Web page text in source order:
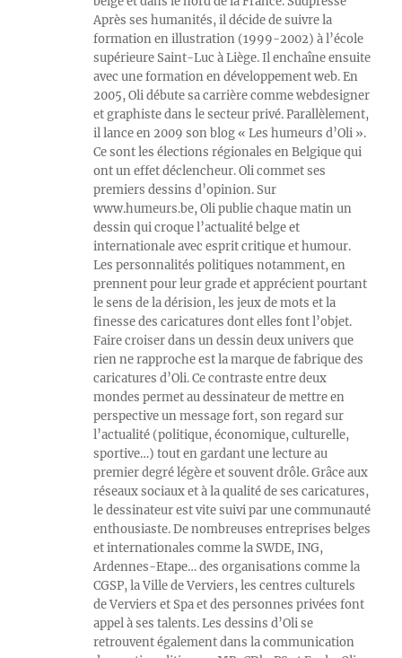
Après ses humanités, il décide de suivre la
formation en illustration (1999-2002) à l’école
supérieure Saint-Luc à Liège. Il enchaîne ensuite
avec une formation en développement web. En
2005, Oli débute sa carrière comme webdesigner
et graphiste dans le secteur privé. Parallèlement,
il lance en 2009 son blog « Les humeurs d’Oli ».
Ce sont les élections régionales en Belgique qui
ont un effet déclencheur. Oli commet ses
premiers dessins d’opinion. Sur
www.humeurs.be, Oli publie chaque matin un
dessin qui croque l’actualité belge et
internationale avec esprit critique et humour.
Les personnalités politiques notamment, en
prennent pour leur grade et apprécient pourtant
le sens de la dérision, les jeux de mots et la
finesse des caricatures dont elles font l’objet.
Faire croiser dans un dessin deux univers que
rien ne rapproche est la marque de fabrique des
caricatures d’Oli. Ce contraste entre deux
mondes permet au dessinateur de mettre en
perspective un message fort, son regard sur
l’actualité (politique, économique, culturelle,
sportive…) tout en gardant une lecture au
premier degré légère et souvent drôle. Grâce aux
réseaux sociaux et à la qualité de ses caricatures,
le dessinateur est vite suivi par une communauté
enthousiaste. De nombreuses entreprises belges
et internationales comme la SWDE, ING,
Ardennes-Etape… des organisations comme la
CGSP, la Ville de Verviers, les centres culturels
de Verviers et Spa et des personnes privées font
appel à ses talents. Les dessins d’Oli se
retrouvent également dans la communication